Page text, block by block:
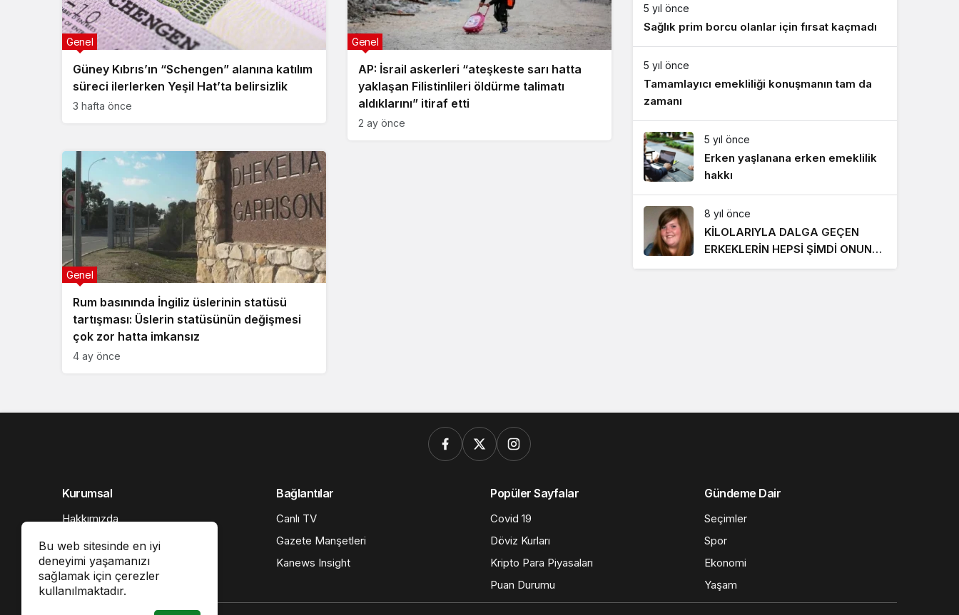
Sistem Modu
Güney Kıbrıs’ın “Schengen” alanına katılım
süreci ilerlerken Yeşil Hat’ta belirsizlik
Genel
3 hafta önce
AP: İsrail askerleri “ateşkeste sarı hatta
yaklaşan Filistinlileri öldürme talimatı
aldıklarını” itiraf etti
Genel
2 ay önce
Rum basınında İngiliz üslerinin statüsü
tartışması: Üslerin statüsünün değişmesi
çok zor hatta imkansız
Genel
4 ay önce
5 yıl önce
Sağlık prim borcu olanlar için fırsat kaçmadı
5 yıl önce
Tamamlayıcı emekliliği konuşmanın tam da
zamanı
5 yıl önce
Erken yaşlanana erken emeklilik
hakkı
8 yıl önce
KİLOLARIYLA DALGA GEÇEN
ERKEKLERİN HEPSİ ŞİMDİ ONUN
PEŞİNDE! SON HALİ İNANILMAZ
Bu web sitesinde en iyi
deneyimi yaşamanızı
sağlamak için çerezler
kullanılmaktadır.
Kurumsal
Hakkımızda
İletişim
Künye
Gizlilik politikası
Bağlantılar
Canlı TV
Gazete Manşetleri
Kanews Insight
Popüler Sayfalar
Covid 19
Döviz Kurları
Kripto Para Piyasaları
Puan Durumu
Gündeme Dair
Seçimler
Spor
Ekonomi
Yaşam